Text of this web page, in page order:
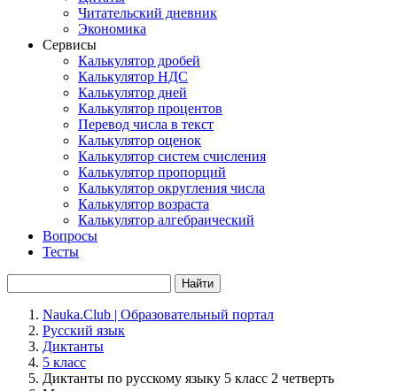
Читательский дневник
Экономика
Сервисы
Калькулятор дробей
Калькулятор НДС
Калькулятор дней
Калькулятор процентов
Перевод числа в текст
Калькулятор оценок
Калькулятор систем счисления
Калькулятор пропорций
Калькулятор округления числа
Калькулятор возраста
Калькулятор алгебраический
Вопросы
Тесты
Найти
Nauka.Club | Образовательный портал
Русский язык
Диктанты
5 класс
Диктанты по русскому языку 5 класс 2 четверть